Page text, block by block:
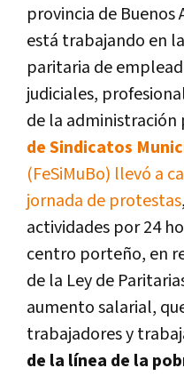
provincia de Buenos
está trabajando en
paritaria de
judiciales,
de la administración
de Sindicatos
(FeSiMuBo) llevó a
jornada de protestas
actividades por 24
centro porteño, en
de la Ley de
aumento salarial,
trabajadores y
de la línea de la